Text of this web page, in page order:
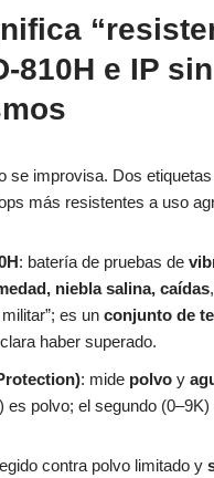
810H e IP sin
se improvisa. Dos
más resistentes a uso
: batería de pruebas de
niebla salina, caídas
es un conjunto de
haber superado.
: mide polvo y
es polvo; el segundo (0–9K)
contra polvo limitado y